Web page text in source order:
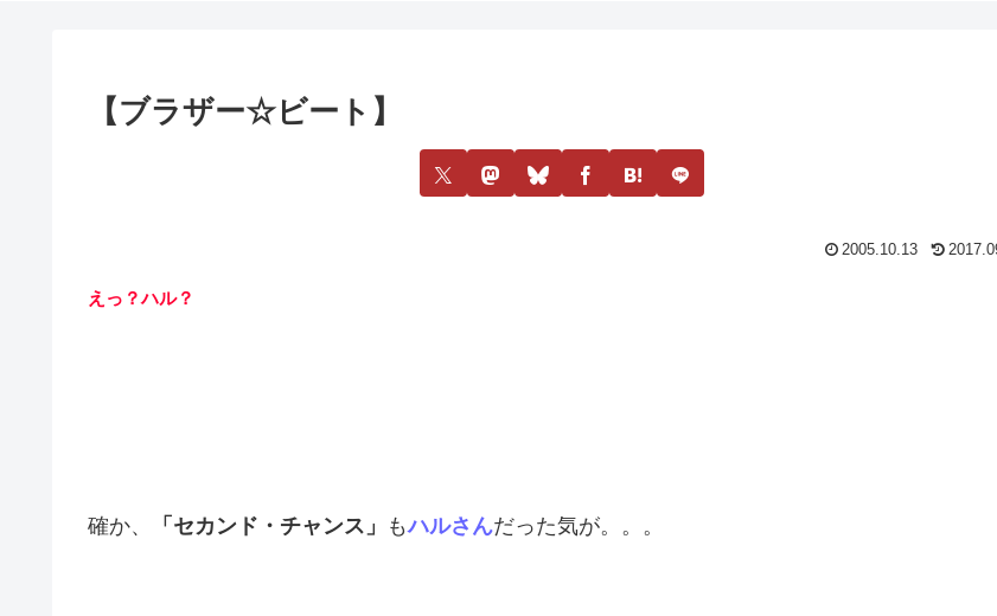
【ブラザー☆ビート】
2005.10.13
えっ？ハル？
確か、 「セカンド・チャンス」 もハルさんだった気が。。。